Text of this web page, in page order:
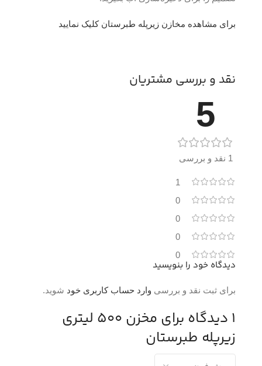
برای مشاهده مخازن زیرپله طبرستان کلیک نمایید
نقد و بررسی مشتریان
5
1 نقد و بررسی
1
0
0
0
0
1 دیدگاه برای
مخزن 500 لیتری
زیرپله طبرستان
دیدگاه خود را بنویسید
برای ثبت نقد و بررسی وارد حساب کاربری خود شوید.